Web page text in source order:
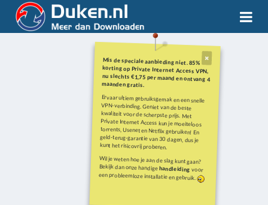
Mis de speciale aanbieding niet. 85%
korting op Private Internet Access VPN,
nu slechts €1,75 per maand en ontvang 4
maanden gratis.
Ervaar ultiem gebruiksgemak en een snelle
VPN-verbinding. Geniet van de beste
kwaliteit voor de scherpste prijs. Met
Private Internet Access kun je moeiteloos
torrents, Usenet en Netflix gebruiken! En
geld-terug-garantie van 30 dagen, dus je
kunt het risicovrij proberen.
Wil je weten hoe je aan de slag kunt gaan?
Bekijk dan onze handigehandleiding voor
een probleemloze installatie en gebruik.